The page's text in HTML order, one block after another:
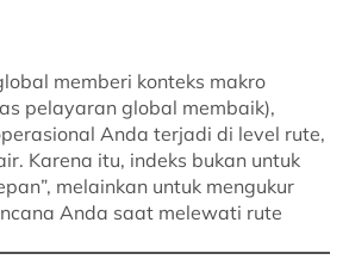
memberi konteks makro
pelayaran global membaik),
Anda terjadi di level rute,
Karena itu, indeks bukan untuk
melainkan untuk mengukur
Anda saat melewati rute